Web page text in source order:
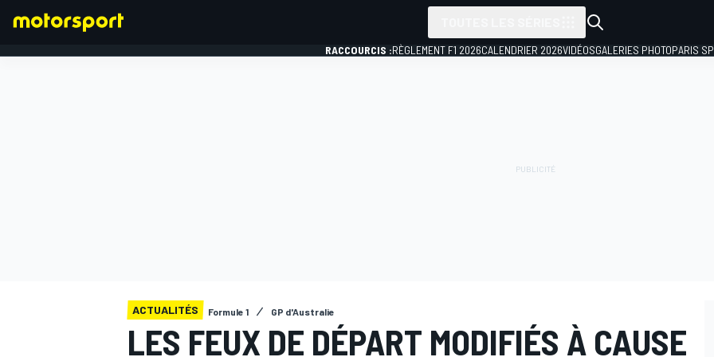
RACCOURCIS :RÈGLEMENT F1 2026CALENDRIER 2026VIDÉOSGALERIES PHOTOPARIS
ACTUALITÉS Formule 1 GP d'Australie
LES FEUX DE DÉPART MODIFIÉS À CAUSE